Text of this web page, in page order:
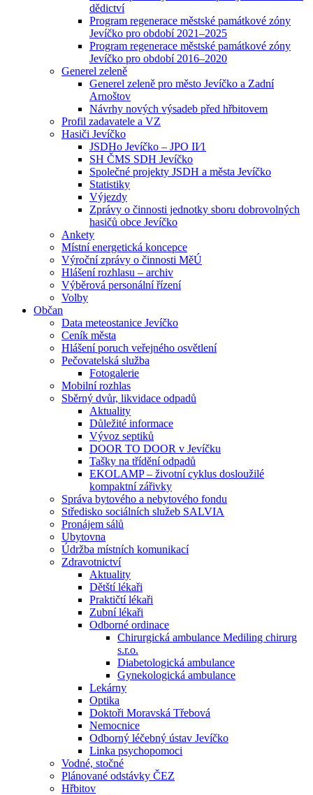
dědictví
Program regenerace městské památkové zóny
Jevíčko pro období 2021–2025
Program regenerace městské památkové zóny
Jevíčko pro období 2016–2020
Generel zeleně
Generel zeleně pro město Jevíčko a Zadní
Arnoštov
Návrhy nových výsadeb před hřbitovem
Profil zadavatele a VZ
Hasiči Jevíčko
JSDHo Jevíčko – JPO II⁄1
SH ČMS SDH Jevíčko
Společné projekty JSDH a města Jevíčko
Statistiky
Výjezdy
Zprávy o činnosti jednotky sboru dobrovolných
hasičů obce Jevíčko
Ankety
Místní energetická koncepce
Výroční zprávy o činnosti MěÚ
Hlášení rozhlasu – archiv
Výběrová personální řízení
Volby
Občan
Data meteostanice Jevíčko
Ceník města
Hlášení poruch veřejného osvětlení
Pečovatelská služba
Fotogalerie
Mobilní rozhlas
Sběrný dvůr, likvidace odpadů
Aktuality
Důležité informace
Vývoz septiků
DOOR TO DOOR v Jevíčku
Tašky na třídění odpadů
EKOLAMP – životní cyklus dosloužilé
kompaktní zářivky
Správa bytového a nebytového fondu
Středisko sociálních služeb SALVIA
Pronájem sálů
Ubytovna
Údržba místních komunikací
Zdravotnictví
Aktuality
Dětští lékaři
Praktičtí lékaři
Zubní lékaři
Odborné ordinace
Chirurgická ambulance Mediling chirurg
s.r.o.
Diabetologická ambulance
Gynekologická ambulance
Lekárny
Optika
Doktoři Moravská Třebová
Nemocnice
Odborný léčebný ústav Jevíčko
Linka psychopomoci
Vodné, stočné
Plánované odstávky ČEZ
Hřbitov